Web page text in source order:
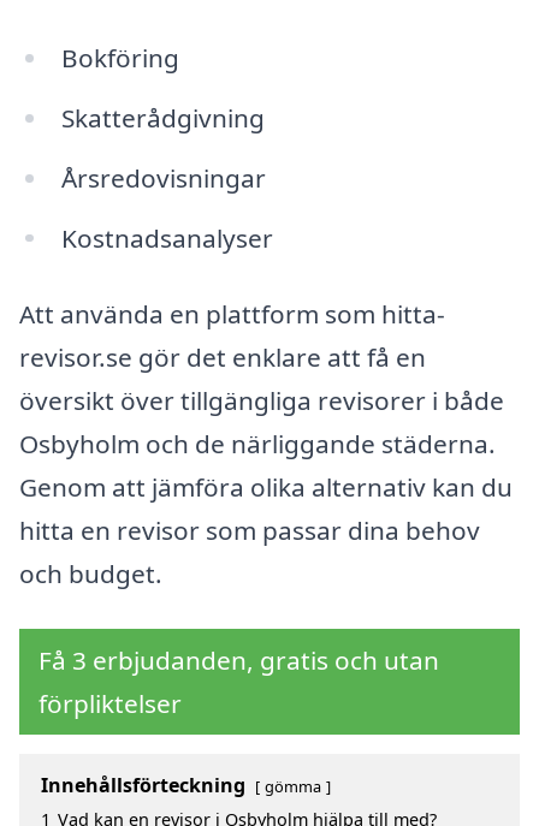
Bokföring
Skatterådgivning
Årsredovisningar
Kostnadsanalyser
Att använda en plattform som hitta-
revisor.se gör det enklare att få en
översikt över tillgängliga revisorer i både
Osbyholm och de närliggande städerna.
Genom att jämföra olika alternativ kan du
hitta en revisor som passar dina behov
och budget.
Få 3 erbjudanden, gratis och utan
förpliktelser
Innehållsförteckning gömma
1 Vad kan en revisor i Osbyholm hjälpa till med?